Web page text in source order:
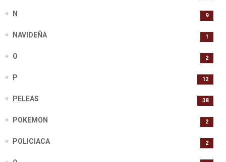
N 9
NAVIDEÑA 1
O 2
P 12
PELEAS 38
POKEMON 2
POLICIACA 2